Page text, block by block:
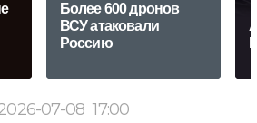
Более 600 дронов
ВСУ атаковали
Россию
07-08 17:00